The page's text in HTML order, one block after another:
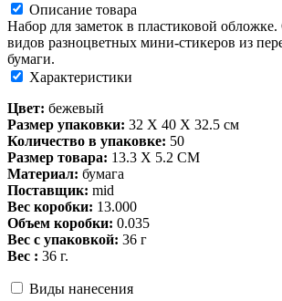
Описание товара
Набор для заметок в пластиковой
видов разноцветных мини-стикеров из
бумаги.
Характеристики
Цвет: бежевый
Размер упаковки: 32 X 40 X 32.5 см
Количество в упаковке: 50
Размер товара: 13.3 X 5.2 CM
Материал: бумага
Поставщик: mid
Вес коробки: 13.000
Объем коробки: 0.035
Вес с упаковкой: 36 г
Вес : 36 г.
Виды нанесения